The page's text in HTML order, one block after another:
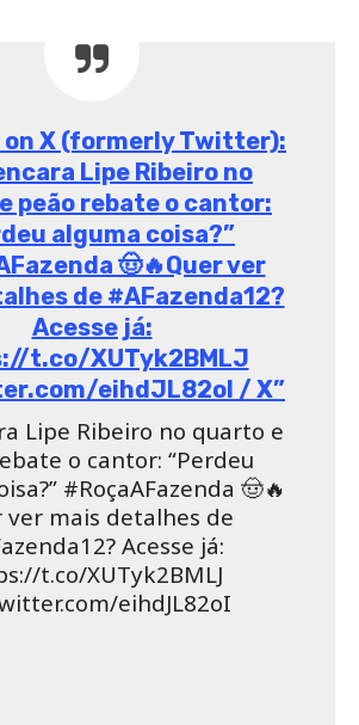
on X (formerly Twitter):
Lipe Ribeiro no
peão rebate o cantor:
alguma coisa?”
🤠🔥Quer ver
de #AFazenda12?
Acesse já:
t.co/XUTyk2BMLJ
eihdJL82oI / X”
Lipe Ribeiro no quarto e
o cantor: “Perdeu
#RoçaAFazenda 🤠🔥
ver mais detalhes de
Acesse já:
t.co/XUTyk2BMLJ
eihdJL82oI